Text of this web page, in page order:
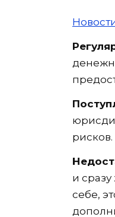
рисков.
и
себе,